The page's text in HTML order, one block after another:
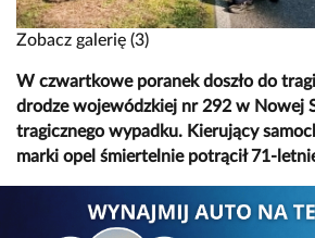
Zobacz galerię (3)
W czwartkowe poranek doszło do
drodze wojewódzkiej nr 292 w Nowej
tragicznego wypadku. Kierujący
marki opel śmiertelnie potrącił 71-